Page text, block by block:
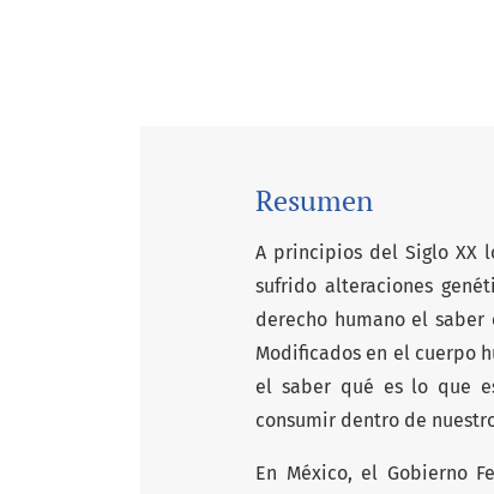
Resumen
A principios del Siglo XX
sufrido alteraciones
derecho humano el saber
Modificados en el cuerpo
el saber qué es lo que
consumir dentro de
En México, el Gobierno